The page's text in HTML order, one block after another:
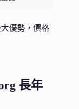
優勢，價格
長年